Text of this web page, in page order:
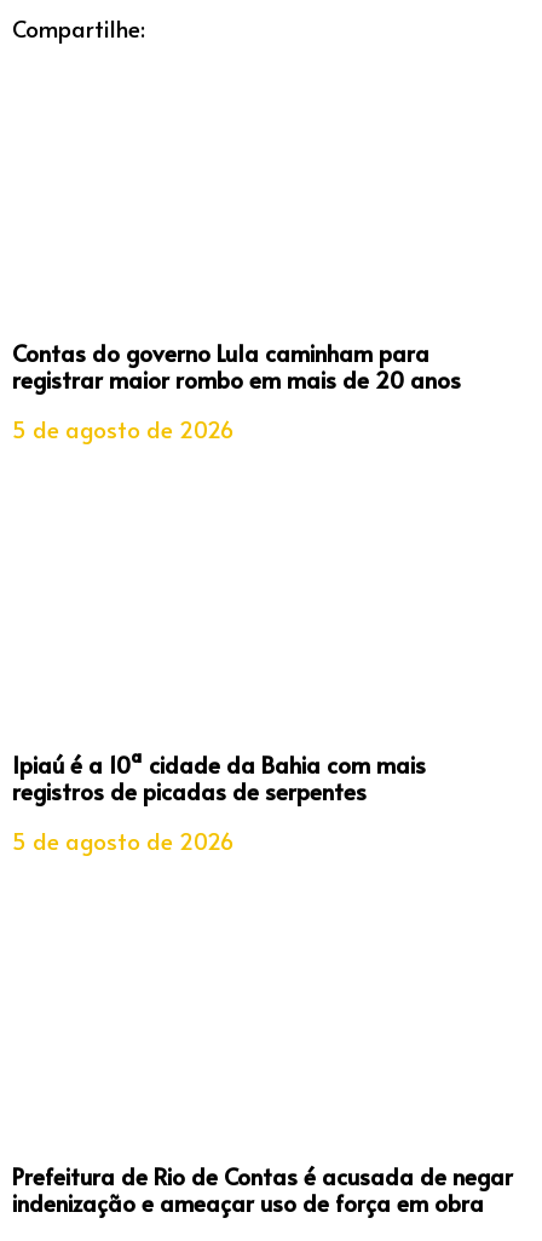
Compartilhe:
Contas do governo Lula caminham para
registrar maior rombo em mais de 20 anos
5 de agosto de 2026
Ipiaú é a 10ª cidade da Bahia com mais
registros de picadas de serpentes
5 de agosto de 2026
Prefeitura de Rio de Contas é acusada de negar
indenização e ameaçar uso de força em obra